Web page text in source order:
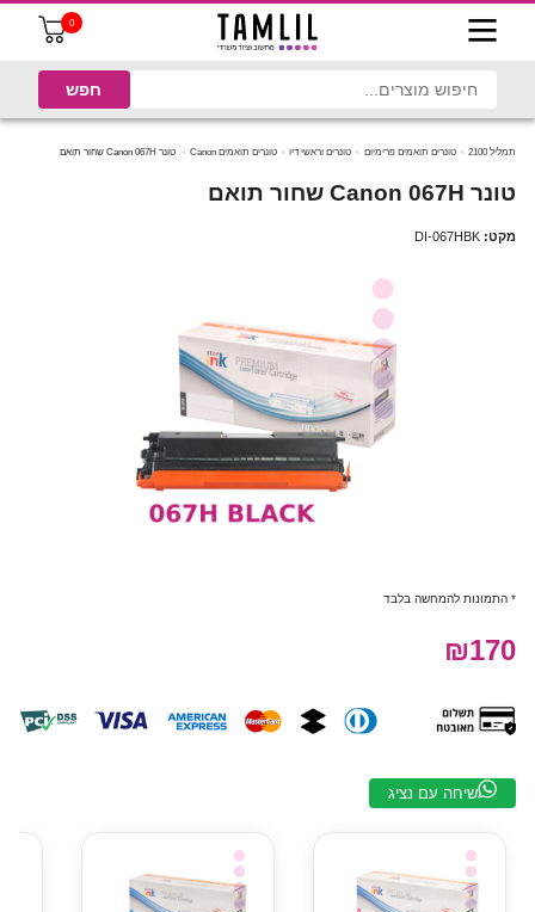
0
תמליל 2100 טונרים תואמים פרימיום טונרים וראשי דיו טונרים תואמים Canon טונר Canon 067H שחור תואם
טונר Canon 067H שחור תואם
מקט: DI-067HBK
* התמונות להמחשה בלבד
₪170
שיחה עם נציג